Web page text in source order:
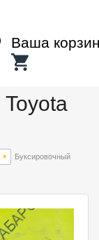
Ваша
Буксировочный